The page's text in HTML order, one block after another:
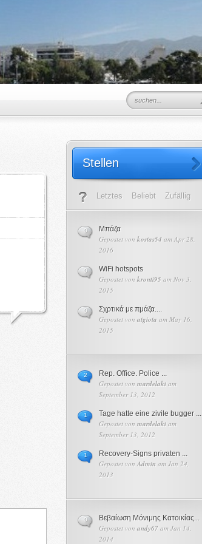
Stellen
Letztes Beliebt Zufällig
Μπάζα
Gepostet von kostas54 am Apr 28,
2016
0
WiFi hotspots
Gepostet von kronti95 am Nov 3,
2015
0
Σχρτικά με πμάζα....
Gepostet von atgiota am May 16,
2015
0
Rep. Office. Police ...
Gepostet von mardelaki am
September 13, 2012
2
Tage hatte eine zivile bugger ...
Gepostet von mardelaki am
September 13, 2012
1
Recovery-Signs privaten ...
Gepostet vonAdmin am Jan 24,
2013
1
Βεβαίωση Μόνιμης Κατοικίας...
Gepostet von andy67 am Jan 14,
2014
0